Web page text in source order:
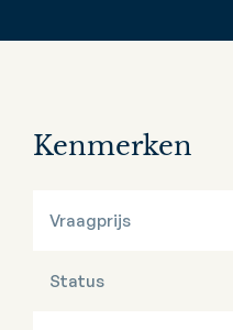
Kenmerken
Vraagprijs
Status